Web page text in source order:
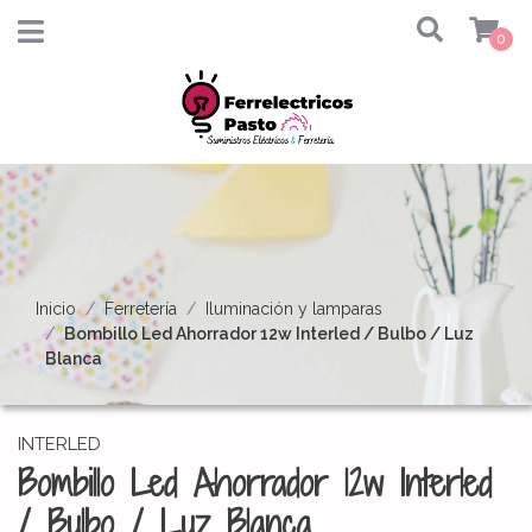
0
Inicio Ferretería
Iluminación y lamparas
Bombillo Led Ahorrador 12w Interled / Bulbo / Luz
Blanca
INTERLED
Bombillo Led Ahorrador 12w Interled